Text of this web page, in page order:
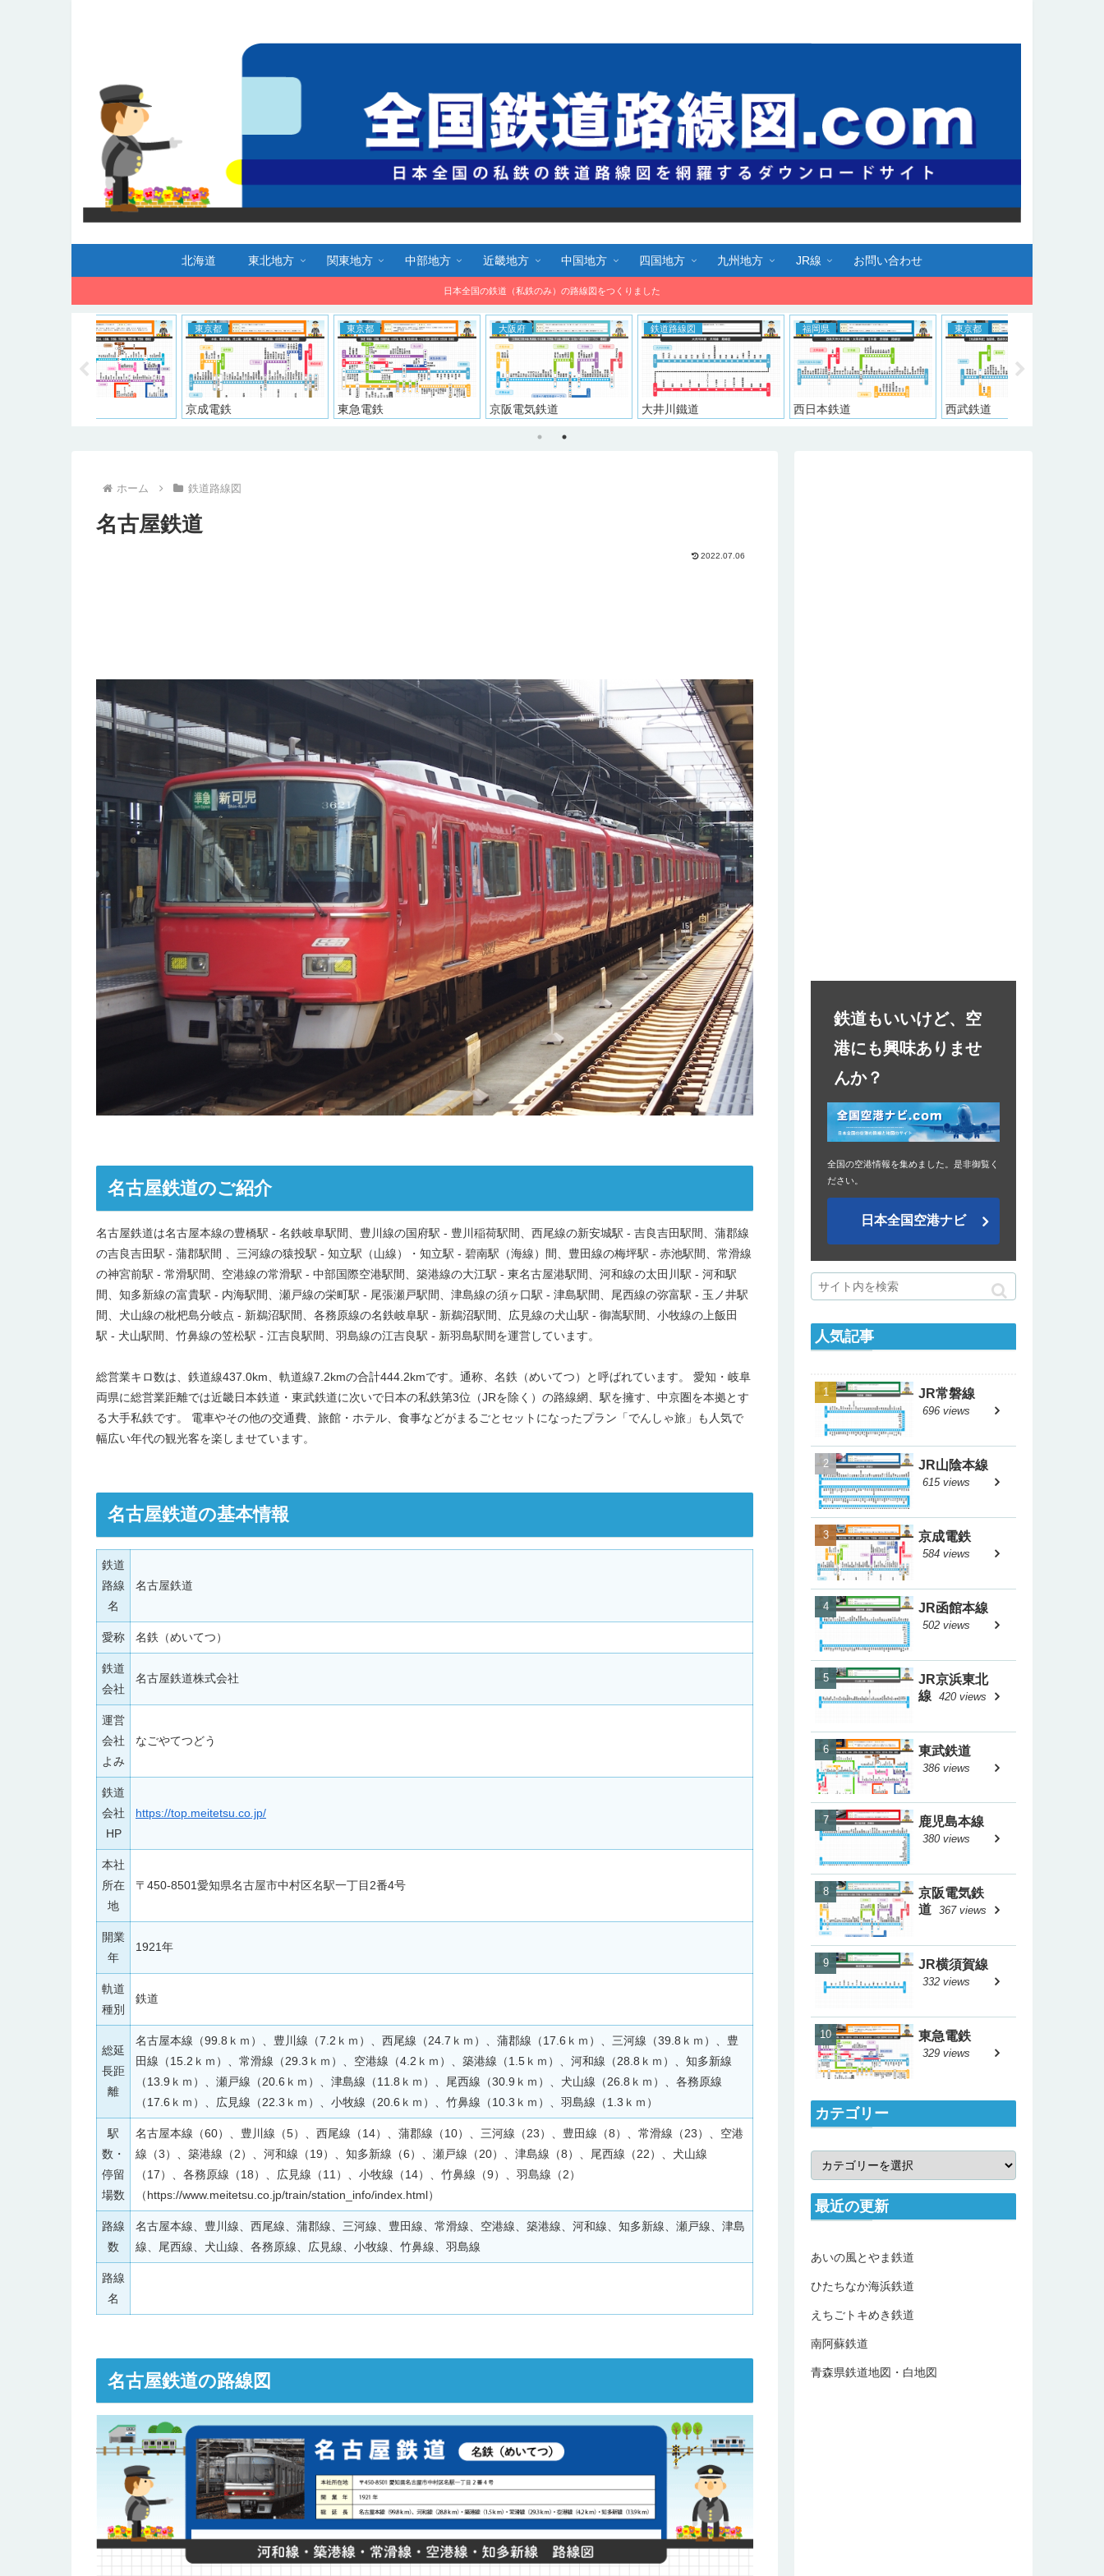
北海道 東北地方 関東地方 中部地方 近畿地方 中国地方 四国地方 九州地方 JR線 お問い合わせ
日本全国の鉄道（私鉄のみ）の路線図をつくりました
東京都 東京都 大阪府 鉄道路線図 福岡県 東京都
ホーム 鉄道路線図
名古屋鉄道
2022.07.06
名古屋鉄道のご紹介
名古屋鉄道は名古屋本線の豊橋駅 - 名鉄岐阜駅間、豊川線の国府駅 - 豊川稲荷駅間、西尾線の新安城駅 - 吉良吉田駅間、蒲郡線
の吉良吉田駅 - 蒲郡駅間 、三河線の猿投駅 - 知立駅（山線）・知立駅 - 碧南駅（海線）間、豊田線の梅坪駅 - 赤池駅間、常滑線
の神宮前駅 - 常滑駅間、空港線の常滑駅 - 中部国際空港駅間、築港線の大江駅 - 東名古屋港駅間、河和線の太田川駅 - 河和駅
間、知多新線の富貴駅 - 内海駅間、瀬戸線の栄町駅 - 尾張瀬戸駅間、津島線の須ヶ口駅 - 津島駅間、尾西線の弥富駅 - 玉ノ井駅
間、犬山線の枇杷島分岐点 - 新鵜沼駅間、各務原線の名鉄岐阜駅 - 新鵜沼駅間、広見線の犬山駅 - 御嵩駅間、小牧線の上飯田
駅 - 犬山駅間、竹鼻線の笠松駅 - 江吉良駅間、羽島線の江吉良駅 - 新羽島駅間を運営しています。
総営業キロ数は、鉄道線437.0km、軌道線7.2kmの合計444.2kmです。通称、名鉄（めいてつ）と呼ばれています。 愛知・岐阜
両県に総営業距離では近畿日本鉄道・東武鉄道に次いで日本の私鉄第3位（JRを除く）の路線網、駅を擁す、中京圏を本拠とす
る大手私鉄です。 電車やその他の交通費、旅館・ホテル、食事などがまるごとセットになったプラン「でんしゃ旅」も人気で
幅広い年代の観光客を楽しませています。
名古屋鉄道の基本情報
鉄道
路線
名
名古屋鉄道
愛称 名鉄（めいてつ）
鉄道
会社
名古屋鉄道株式会社
運営
会社
よみ
なごやてつどう
鉄道
会社
HP
https://top.meitetsu.co.jp/
本社
所在
地
〒450-8501愛知県名古屋市中村区名駅一丁目2番4号
開業
年
1921年
軌道
種別
鉄道
総延
長距
離
名古屋本線（99.8ｋｍ）、豊川線（7.2ｋｍ）、西尾線（24.7ｋｍ）、蒲郡線（17.6ｋｍ）、三河線（39.8ｋｍ）、豊
田線（15.2ｋｍ）、常滑線（29.3ｋｍ）、空港線（4.2ｋｍ）、築港線（1.5ｋｍ）、河和線（28.8ｋｍ）、知多新線
（13.9ｋｍ）、瀬戸線（20.6ｋｍ）、津島線（11.8ｋｍ）、尾西線（30.9ｋｍ）、犬山線（26.8ｋｍ）、各務原線
（17.6ｋｍ）、広見線（22.3ｋｍ）、小牧線（20.6ｋｍ）、竹鼻線（10.3ｋｍ）、羽島線（1.3ｋｍ）
駅
数・
停留
場数
名古屋本線（60）、豊川線（5）、西尾線（14）、蒲郡線（10）、三河線（23）、豊田線（8）、常滑線（23）、空港
線（3）、築港線（2）、河和線（19）、知多新線（6）、瀬戸線（20）、津島線（8）、尾西線（22）、犬山線
（17）、各務原線（18）、広見線（11）、小牧線（14）、竹鼻線（9）、羽島線（2）
（https://www.meitetsu.co.jp/train/station_info/index.html）
路線
数
名古屋本線、豊川線、西尾線、蒲郡線、三河線、豊田線、常滑線、空港線、築港線、河和線、知多新線、瀬戸線、津島
線、尾西線、犬山線、各務原線、広見線、小牧線、竹鼻線、羽島線
路線
名
名古屋鉄道の路線図
鉄道もいいけど、空
港にも興味ありませ
んか？
全国の空港情報を集めました。是非御覧く
ださい。
日本全国空港ナビ
人気記事
JR常磐線
696 views
JR山陰本線
615 views
京成電鉄
584 views
JR函館本線
502 views
JR京浜東北
線 420 views
東武鉄道
386 views
鹿児島本線
380 views
京阪電気鉄
道 367 views
JR横須賀線
332 views
東急電鉄
329 views
カテゴリー
最近の更新
あいの風とやま鉄道
ひたちなか海浜鉄道
えちごトキめき鉄道
南阿蘇鉄道
青森県鉄道地図・白地図